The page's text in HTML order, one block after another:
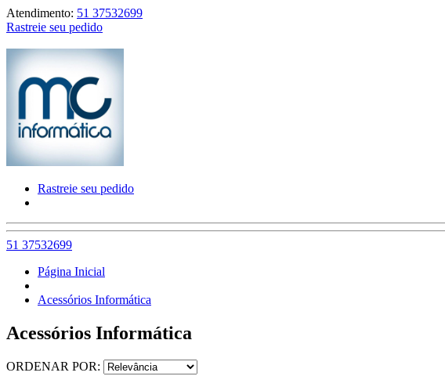
Atendimento: 51 37532699
Rastreie seu pedido
Rastreie seu pedido
51 37532699
Página Inicial
Acessórios Informática
Acessórios Informática
ORDENAR POR: